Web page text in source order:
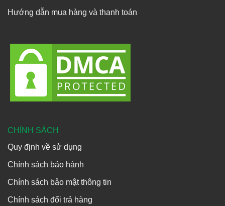
Hướng dẫn mua hàng và thanh toán
CHÍNH SÁCH
Quy định về sử dụng
Chính sách bảo hành
Chính sách bảo mật thông tin
Chính sách đổi trả hàng